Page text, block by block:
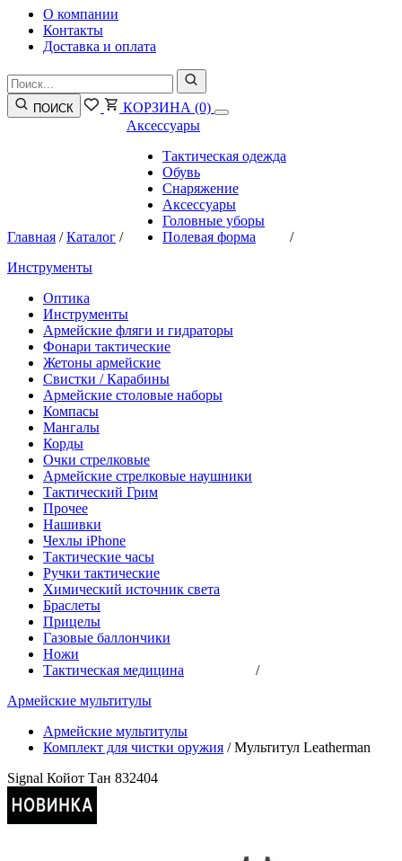
О компании
Контакты
Доставка и оплата
ПОИСК КОРЗИНА (0)
Главная /Каталог /
Аксессуары
Тактическая одежда
Обувь
Снаряжение
Аксессуары
Головные уборы
Полевая форма
/
Инструменты
Оптика
Инструменты
Армейские фляги и гидраторы
Фонари тактические
Жетоны армейские
Свистки / Карабины
Армейские столовые наборы
Компасы
Мангалы
Корды
Очки стрелковые
Армейские стрелковые наушники
Тактический Грим
Прочее
Нашивки
Чехлы iPhone
Тактические часы
Ручки тактические
Химический источник света
Браслеты
Прицелы
Газовые баллончики
Ножи
Тактическая медицина
/
Армейские мультитулы
Армейские мультитулы
Комплект для чистки оружия /Мультитул Leatherman
Signal Койот Тан 832404